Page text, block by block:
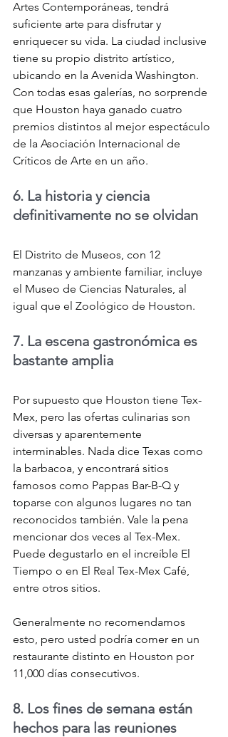
Artes Contemporáneas, tendrá
suficiente arte para disfrutar y
enriquecer su vida. La ciudad inclusive
tiene su propio distrito artístico,
ubicando en la Avenida Washington.
Con todas esas galerías, no sorprende
que Houston haya ganado cuatro
premios distintos al mejor espectáculo
de la Asociación Internacional de
Críticos de Arte en un año.
6. La historia y ciencia
definitivamente no se olvidan
El Distrito de Museos, con 12
manzanas y ambiente familiar, incluye
el Museo de Ciencias Naturales, al
igual que el Zoológico de Houston.
7. La escena gastronómica es
bastante amplia
Por supuesto que Houston tiene Tex-
Mex, pero las ofertas culinarias son
diversas y aparentemente
interminables. Nada dice Texas como
la barbacoa, y encontrará sitios
famosos como Pappas Bar-B-Q y
toparse con algunos lugares no tan
reconocidos también. Vale la pena
mencionar dos veces al Tex-Mex.
Puede degustarlo en el increíble El
Tiempo o en El Real Tex-Mex Café,
entre otros sitios.
Generalmente no recomendamos
esto, pero usted podría comer en un
restaurante distinto en Houston por
11,000 días consecutivos.
8. Los fines de semana están
hechos para las reuniones